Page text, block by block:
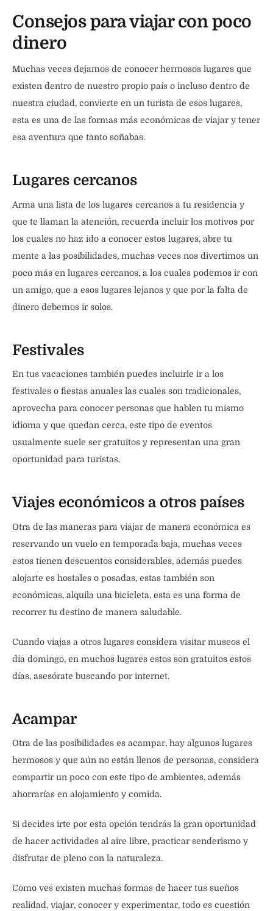
Consejos para viajar con poco
dinero
Muchas veces dejamos de conocer hermosos lugares que
existen dentro de nuestro propio país o incluso dentro de
nuestra ciudad, convierte en un turista de esos lugares,
esta es una de las formas más económicas de viajar y tener
esa aventura que tanto soñabas.
Lugares cercanos
Arma una lista de los lugares cercanos a tu residencia y
que te llaman la atención, recuerda incluir los motivos por
los cuales no haz ido a conocer estos lugares, abre tu
mente a las posibilidades, muchas veces nos divertimos un
poco más en lugares cercanos, a los cuales podemos ir con
un amigo, que a esos lugares lejanos y que por la falta de
dinero debemos ir solos.
Festivales
En tus vacaciones también puedes incluirle ir a los
festivales o fiestas anuales las cuales son tradicionales,
aprovecha para conocer personas que hablen tu mismo
idioma y que quedan cerca, este tipo de eventos
usualmente suele ser gratuitos y representan una gran
oportunidad para turistas.
Viajes económicos a otros países
Otra de las maneras para viajar de manera económica es
reservando un vuelo en temporada baja, muchas veces
estos tienen descuentos considerables, además puedes
alojarte es hostales o posadas, estas también son
económicas, alquila una bicicleta, esta es una forma de
recorrer tu destino de manera saludable.
Cuando viajas a otros lugares considera visitar museos el
día domingo, en muchos lugares estos son gratuitos estos
días, asesórate buscando por internet.
Acampar
Otra de las posibilidades es acampar, hay algunos lugares
hermosos y que aún no están llenos de personas, considera
compartir un poco con este tipo de ambientes, además
ahorrarías en alojamiento y comida.
Si decides irte por esta opción tendrás la gran oportunidad
de hacer actividades al aire libre, practicar senderismo y
disfrutar de pleno con la naturaleza.
Como ves existen muchas formas de hacer tus sueños
realidad, viajar, conocer y experimentar, todo es cuestión